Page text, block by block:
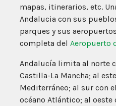
mapas, itinerarios, etc.
Andalucia con sus
parques y sus
completa del Aeropuerto
Andalucía limita al norte
Castilla-La Mancha; al
Mediterráneo; al sur con
océano Atlántico; al